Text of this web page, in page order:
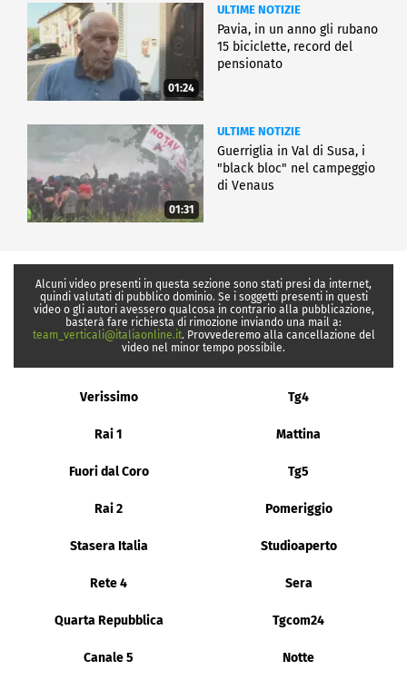
01:24
ULTIME NOTIZIE
Pavia, in un anno gli rubano
15 biciclette, record del
pensionato
01:31
ULTIME NOTIZIE
Guerriglia in Val di Susa, i
"black bloc" nel campeggio
di Venaus
Alcuni video presenti in questa sezione sono stati presi da internet,
quindi valutati di pubblico dominio. Se i soggetti presenti in questi
video o gli autori avessero qualcosa in contrario alla pubblicazione,
basterà fare richiesta di rimozione inviando una mail a:
team_verticali@italiaonline.it. Provvederemo alla cancellazione del
video nel minor tempo possibile.
Verissimo Tg4
Rai 1 Mattina
Fuori dal Coro Tg5
Rai 2 Pomeriggio
Stasera Italia Studioaperto
Rete 4 Sera
Quarta Repubblica Tgcom24
Canale 5 Notte